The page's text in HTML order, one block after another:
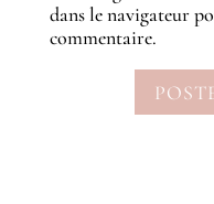
dans le navigateur
commentaire.